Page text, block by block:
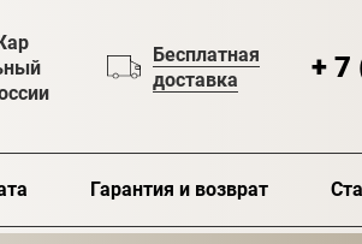
Бесплатная
доставка
+
Гарантия и возврат